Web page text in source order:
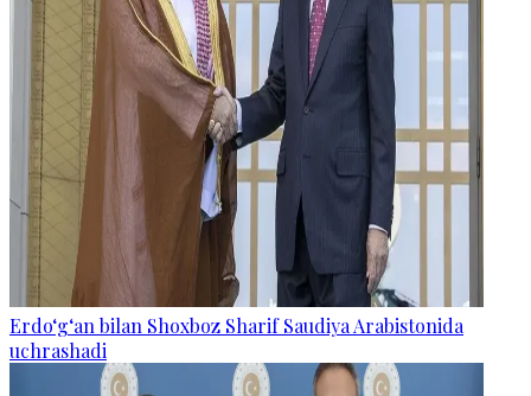
Erdo‘g‘an bilan Shoxboz Sharif Saudiya Arabistonida
uchrashadi